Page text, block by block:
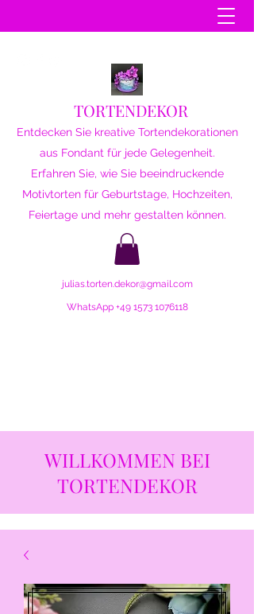
TORTENDEKOR
Entdecken Sie kreative Tortendekorationen
aus Fondant für jede Gelegenheit.
Erfahren Sie, wie Sie beeindruckende
Motivtorten für Geburtstage, Hochzeiten,
Feiertage und mehr gestalten können.
julias.torten.dekor@gmail.com
WhatsApp +49 1573 1076118
WILLKOMMEN BEI
TORTENDEKOR